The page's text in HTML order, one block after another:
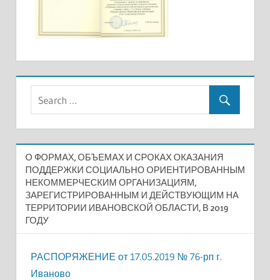
О ФОРМАХ, ОБЪЕМАХ И СРОКАХ ОКАЗАНИЯ
ПОДДЕРЖКИ СОЦИАЛЬНО ОРИЕНТИРОВАННЫМ
НЕКОММЕРЧЕСКИМ ОРГАНИЗАЦИЯМ,
ЗАРЕГИСТРИРОВАННЫМ И ДЕЙСТВУЮЩИМ НА
ТЕРРИТОРИИ ИВАНОВСКОЙ ОБЛАСТИ, В 2019
ГОДУ
РАСПОРЯЖЕНИЕ от 17.05.2019 № 76-рп г.
Иваново